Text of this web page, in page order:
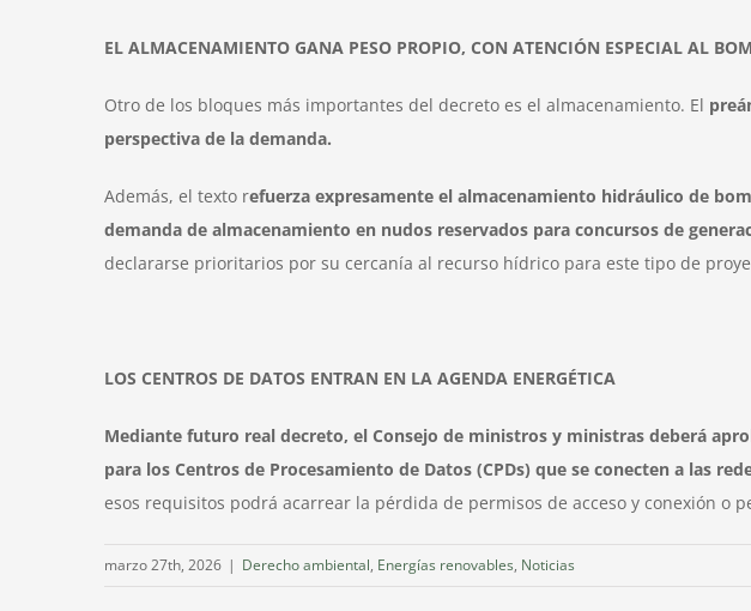
EL ALMACENAMIENTO GANA PESO PROPIO, CON ATENCIÓN ESPECIAL AL
Otro de los bloques más importantes del decreto es el almacenamiento. El
perspectiva de la demanda.
Además, el texto refuerza expresamente el almacenamiento hidráulico de
demanda de almacenamiento en nudos reservados para concursos de
declararse prioritarios por su cercanía al recurso hídrico para este tipo de
LOS CENTROS DE DATOS ENTRAN EN LA AGENDA ENERGÉTICA
Mediante futuro real decreto, el Consejo de ministros y ministras deberá
para los Centros de Procesamiento de Datos (CPDs) que se conecten a las
esos requisitos podrá acarrear la pérdida de permisos de acceso y conexión o
marzo 27th, 2026 | Derecho ambiental, Energías renovables, Noticias